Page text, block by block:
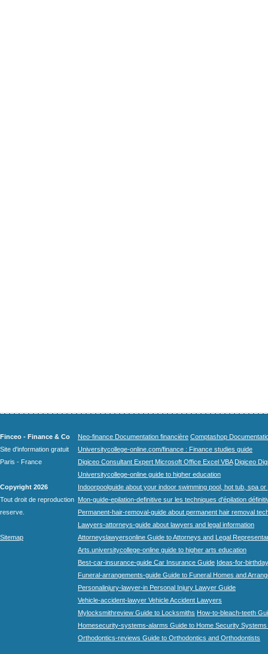
Finceo - Finance & Co
Site d'information gratuit
Paris - France
Copyright 2026
Tout droit de reproduction
reserve.
Sitemap
Neo-finance Documentation financière Comptashop
Universitycollege-online.com/finance : Finance studies guide
Digiceo Consultant Expert Microsoft Office Excel VBA Digiceo
Universitycollege-online guide to higher education
Indoorpoolguide about your indoor swimming pool, hot tub, spa
Mon-guide-epilation-definitive sur les techniques d'épilation
Permanent-hair-removal-guide about permanent hair removal
Lawyers-attorneys-guide about lawyers and legal information
Attorneyslawyersonline Guide to Attorneys and Legal
Arts.universitycollege-online guide to higher arts education
Best-car-insurance-guide Car Insurance Guide Ideas-for-
Funeral-arrangements-guide Guide to Funeral Homes and
Personalinjury-lawyer-in Personal Injury Lawyer Guide
Vehicle-accident-lawyer Vehicle Accident Lawyers
Mylocksmithreview Guide to Locksmiths How-to-bleach-teeth
Homesecurity-systems-alarms Guide to Home Security Systems
Orthodontics-reviews Guide to Orthodontics and Orthodontists